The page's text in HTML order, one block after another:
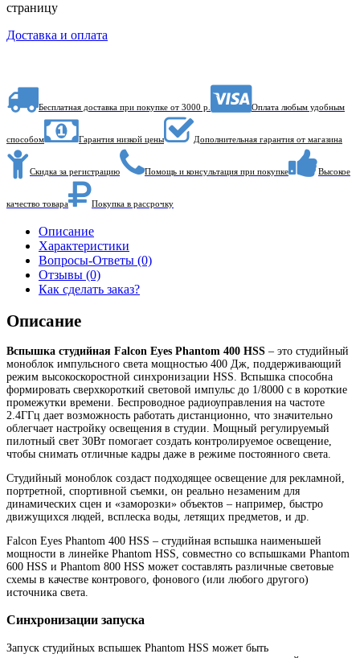
страницу
Доставка и оплата
Бесплатная доставка при покупке от 3000 р. Оплата любым удобным
способом Гарантия низкой цены Дополнительная гарантия от магазина
Скидка за регистрацию Помощь и консультация при покупке Высокое
качество товара Покупка в рассрочку
Описание
Характеристики
Вопросы-Ответы (0)
Отзывы (0)
Как сделать заказ?
Описание
Вспышка студийная Falcon Eyes Phantom 400 HSS – это студийный
моноблок импульсного света мощностью 400 Дж, поддерживающий
режим высокоскоростной синхронизации HSS. Вспышка способна
формировать сверхкороткий световой импульс до 1/8000 с в короткие
промежутки времени. Беспроводное радиоуправления на частоте
2.4ГГц дает возможность работать дистанционно, что значительно
облегчает настройку освещения в студии. Мощный регулируемый
пилотный свет 30Вт помогает создать контролируемое освещение,
чтобы снимать отличные кадры даже в режиме постоянного света.
Студийный моноблок создаст подходящее освещение для рекламной,
портретной, спортивной съемки, он реально незаменим для
динамических сцен и «заморозки» объектов – например, быстро
движущихся людей, всплеска воды, летящих предметов, и др.
Falcon Eyes Phantom 400 HSS – студийная вспышка наименьшей
мощности в линейке Phantom HSS, совместно со вспышками Phantom
600 HSS и Phantom 800 HSS может составлять различные световые
схемы в качестве контрового, фонового (или любого другого)
источника света.
Синхронизации запуска
Запуск студийных вспышек Phantom HSS может быть